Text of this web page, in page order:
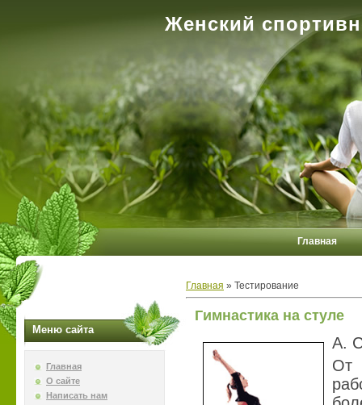
Женский
Главная
Меню сайта
Главная
О сайте
Написать нам
Главная » Тестирование
Гимнастика на стуле
А.
От